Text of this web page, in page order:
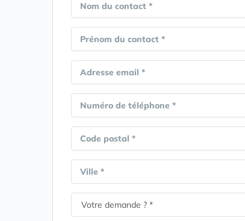
Nom du contact *
Prénom du contact *
Adresse email *
Numéro de téléphone *
Code postal *
Ville *